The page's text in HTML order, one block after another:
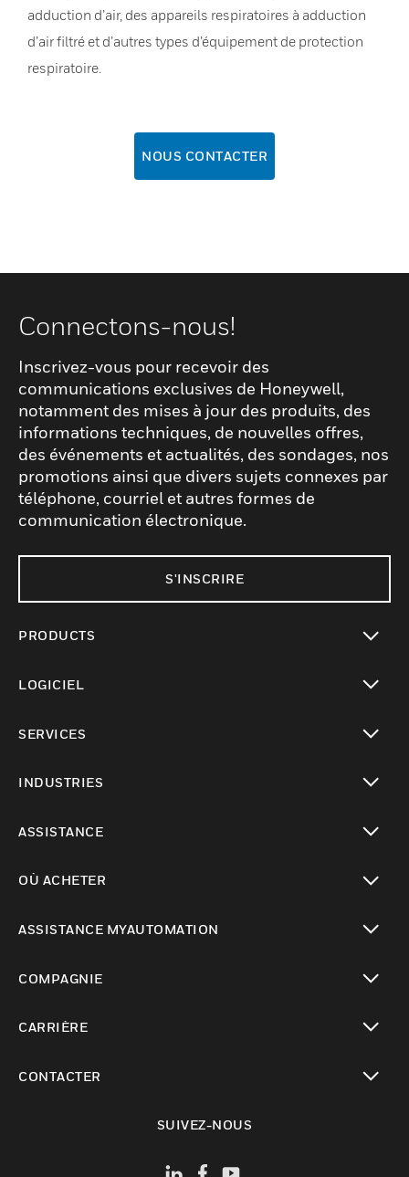
adduction d’air, des appareils respiratoires à adduction
d’air filtré et d’autres types d’équipement de protection
respiratoire.
NOUS CONTACTER
Connectons-nous!
Inscrivez-vous pour recevoir des
communications exclusives de Honeywell,
notamment des mises à jour des produits, des
informations techniques, de nouvelles offres,
des événements et actualités, des sondages, nos
promotions ainsi que divers sujets connexes par
téléphone, courriel et autres formes de
communication électronique.
S'INSCRIRE
PRODUCTS
LOGICIEL
SERVICES
INDUSTRIES
ASSISTANCE
OÙ ACHETER
ASSISTANCE MYAUTOMATION
COMPAGNIE
CARRIÈRE
CONTACTER
SUIVEZ-NOUS